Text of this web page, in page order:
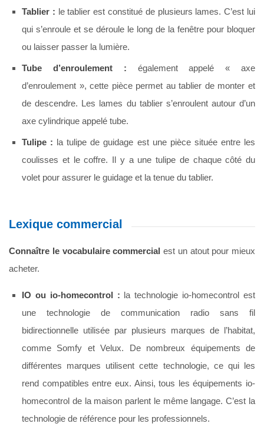
Tablier : le tablier est constitué de plusieurs lames. C’est lui
qui s’enroule et se déroule le long de la fenêtre pour bloquer
ou laisser passer la lumière.
Tube d’enroulement : également appelé « axe
d’enroulement », cette pièce permet au tablier de monter et
de descendre. Les lames du tablier s’enroulent autour d’un
axe cylindrique appelé tube.
Tulipe : la tulipe de guidage est une pièce située entre les
coulisses et le coffre. Il y a une tulipe de chaque côté du
volet pour assurer le guidage et la tenue du tablier.
Lexique commercial
Connaître le vocabulaire commercial est un atout pour mieux
acheter.
IO ou io-homecontrol : la technologie io-homecontrol est
une technologie de communication radio sans fil
bidirectionnelle utilisée par plusieurs marques de l’habitat,
comme Somfy et Velux. De nombreux équipements de
différentes marques utilisent cette technologie, ce qui les
rend compatibles entre eux. Ainsi, tous les équipements io-
homecontrol de la maison parlent le même langage. C’est la
technologie de référence pour les professionnels.